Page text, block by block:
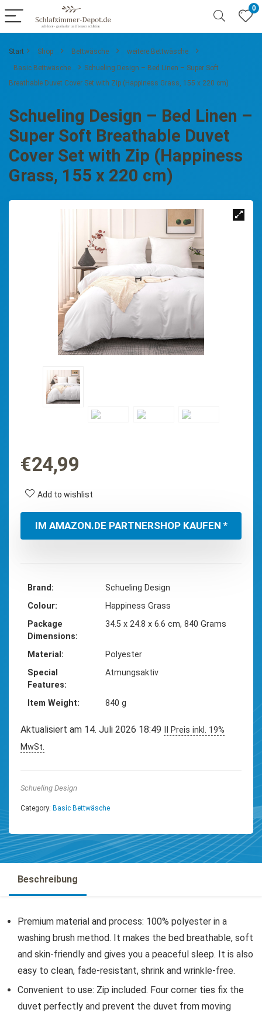
0
Start Shop Bettwäsche
weitere Bettwäsche
Basic Bettwäsche
Schueling Design – Bed Linen – Super Soft
Breathable Duvet Cover Set with Zip (Happiness Grass, 155 x 220 cm)
Schueling Design – Bed Linen –
Super Soft Breathable Duvet
Cover Set with Zip (Happiness
Grass, 155 x 220 cm)
€24,99
Add to wishlist
IM AMAZON.DE PARTNERSHOP KAUFEN *
Brand
‎Schueling Design
Colour
‎Happiness Grass
Package
Dimensions
‎34.5 x 24.8 x 6.6 cm, 840 Grams
Material
‎Polyester
Special
Features
‎Atmungsaktiv
Item Weight ‎840 g
Aktualisiert am 14. Juli 2026 18:49 II Preis inkl. 19%
MwSt.
Schueling Design
Category: Basic Bettwäsche
Beschreibung
Premium material and process: 100% polyester in a
washing brush method. It makes the bed breathable, soft
and skin-friendly and gives you a peaceful sleep. It is also
easy to clean, fade-resistant, shrink and wrinkle-free.
Convenient to use: Zip included. Four corner ties fix the
duvet perfectly and prevent the duvet from moving